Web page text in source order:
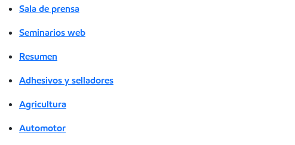
Sala de prensa
Seminarios web
Resumen
Adhesivos y selladores
Agricultura
Automotor